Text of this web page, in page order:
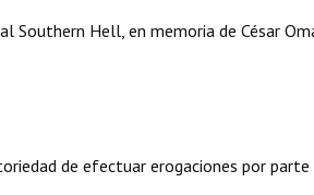
Southern Hell, en memoria de César
de efectuar erogaciones por parte